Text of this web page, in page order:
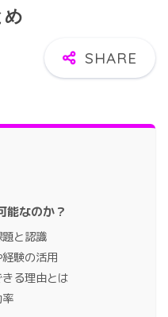
め
能なのか？
と認識
験の活用
る理由とは